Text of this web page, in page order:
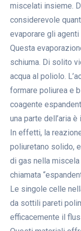
miscelati insieme.
considerevole
evaporare gli
Questa
schiuma. Di solito
acqua al poliolo.
formare poliurea e
coagente
una parte dell’aria
In effetti, la
poliuretano solido,
di gas nella
chiamata
Le singole celle
da sottili pareti
efficacemente il